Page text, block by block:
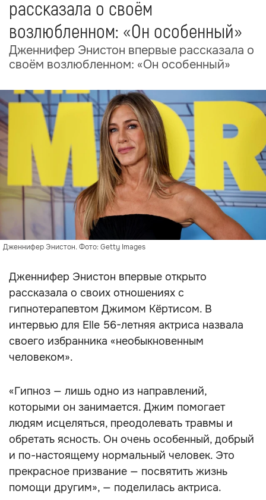
рассказала о своём
возлюбленном: «Он особенный»
Дженнифер Энистон впервые рассказала о
своём возлюбленном: «Он особенный»
Дженнифер Энистон. Фото: Getty Images
Дженнифер Энистон впервые открыто
рассказала о своих отношениях с
гипнотерапевтом Джимом Кёртисом. В
интервью для Elle 56-летняя актриса назвала
своего избранника «необыкновенным
человеком».
«Гипноз — лишь одно из направлений,
которыми он занимается. Джим помогает
людям исцеляться, преодолевать травмы и
обретать ясность. Он очень особенный, добрый
и по-настоящему нормальный человек. Это
прекрасное призвание — посвятить жизнь
помощи другим», — поделилась актриса.